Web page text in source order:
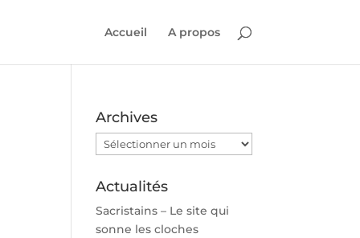
Accueil A propos
Archives
Archives
Actualités
Sacristains – Le site qui
sonne les cloches